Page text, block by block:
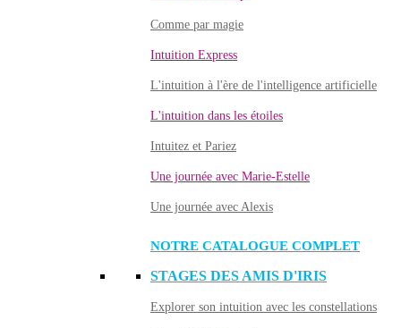
Comme par magie
Intuition Express
L'intuition à l'ère de l'intelligence artificielle
L'intuition dans les étoiles
Intuitez et Pariez
Une journée avec Marie-Estelle
Une journée avec Alexis
NOTRE CATALOGUE COMPLET
STAGES DES AMIS D'IRIS
Explorer son intuition avec les constellations